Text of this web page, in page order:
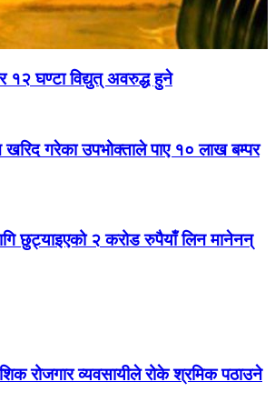
१२ घण्टा विद्युत् अवरुद्ध हुने
गरेका उपभोक्ताले पाए १० लाख बम्पर
छुट्याइएको २ करोड रुपैयाँ लिन मानेनन्
रोजगार व्यवसायीले रोके श्रमिक पठाउने